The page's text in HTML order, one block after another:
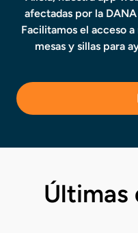
afectadas por la
Facilitamos el acceso
mesas y sillas para
Últimas